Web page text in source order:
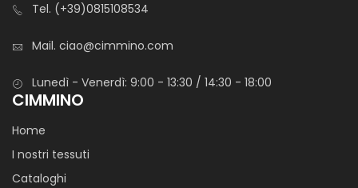
Tel. (+39)0815108534
Mail. ciao@cimmino.com
Lunedì - Venerdì: 9:00 - 13:30 / 14:30 - 18:00
CIMMINO
Home
I nostri tessuti
Cataloghi